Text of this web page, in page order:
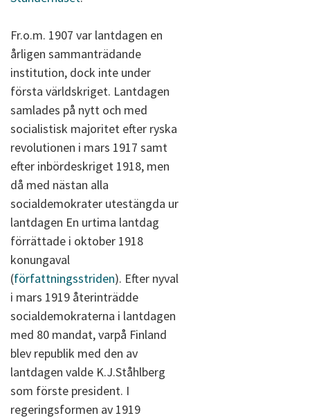
Fr.o.m. 1907 var lantdagen en
årligen sammanträdande
institution, dock inte under
första världskriget. Lantdagen
samlades på nytt och med
socialistisk majoritet efter ryska
revolutionen i mars 1917 samt
efter inbördeskriget 1918, men
då med nästan alla
socialdemokrater utestängda ur
lantdagen En urtima lantdag
förrättade i oktober 1918
konungaval
(författningsstriden). Efter nyval
i mars 1919 återinträdde
socialdemokraterna i lantdagen
med 80 mandat, varpå Finland
blev republik med den av
lantdagen valde K.J.Ståhlberg
som förste president. I
regeringsformen av 1919